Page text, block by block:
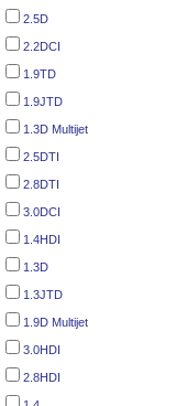
2.5D
2.2DCI
1.9TD
1.9JTD
1.3D Multijet
2.5DTI
2.8DTI
3.0DCI
1.4HDI
1.3D
1.3JTD
1.9D Multijet
3.0HDI
2.8HDI